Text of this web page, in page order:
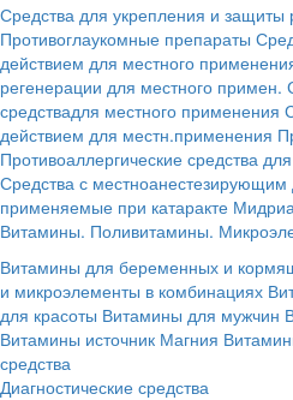
Средства для укрепления и защиты
Противоглаукомные препараты
действием для местного
регенерации для местного примен.
средствадля местного применения
действием для местн.применения
Противоаллергические средства
Средства с местноанестезирующим
применяемые при катаракте
Витамины. Поливитамины.
Витамины для беременных и
и микроэлементы в комбинациях
для красоты Витамины для мужчин
Витамины источник Магния
средства
Диагностические средства